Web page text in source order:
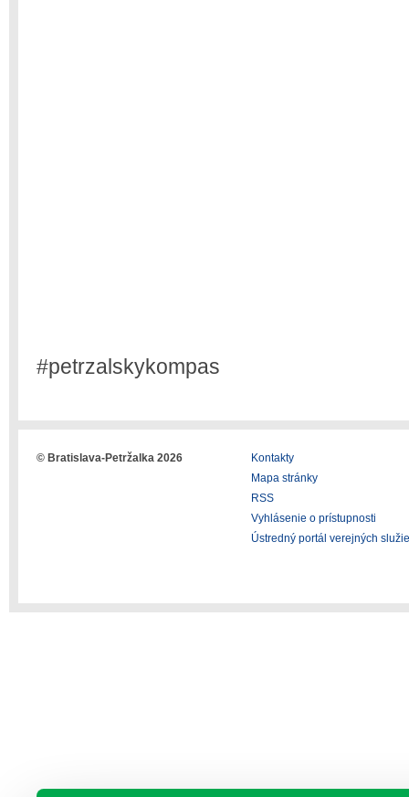
#petrzalskykompas
© Bratislava-Petržalka 2026
Kontakty
Mapa stránky
RSS
Vyhlásenie o prístupnosti
Ústredný portál verejných